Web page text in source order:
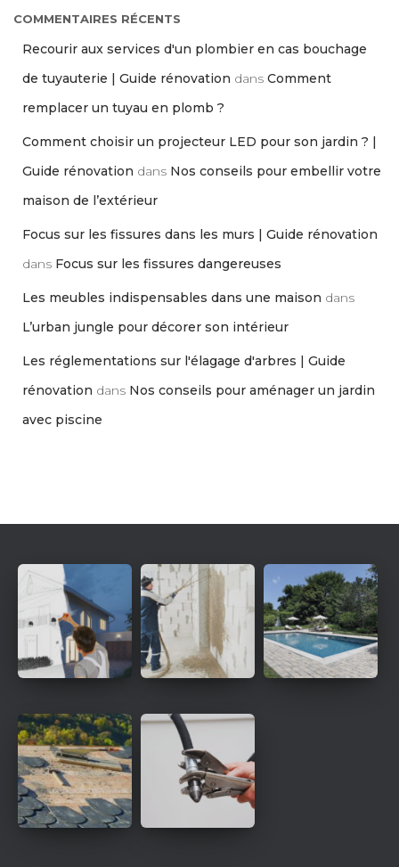
COMMENTAIRES RÉCENTS
Recourir aux services d'un plombier en cas bouchage
de tuyauterie | Guide rénovation dans Comment
remplacer un tuyau en plomb ?
Comment choisir un projecteur LED pour son jardin ? |
Guide rénovation dans Nos conseils pour embellir votre
maison de l’extérieur
Focus sur les fissures dans les murs | Guide rénovation
dans Focus sur les fissures dangereuses
Les meubles indispensables dans une maison dans
L’urban jungle pour décorer son intérieur
Les réglementations sur l'élagage d'arbres | Guide
rénovation dans Nos conseils pour aménager un jardin
avec piscine